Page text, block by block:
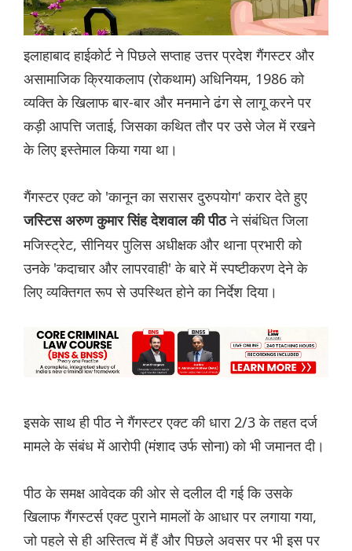
इलाहाबाद हाईकोर्ट ने पिछले सप्ताह उत्तर प्रदेश गैंगस्टर और
असामाजिक क्रियाकलाप (रोकथाम) अधिनियम, 1986 को
व्यक्ति के खिलाफ बार-बार और मनमाने ढंग से लागू करने पर
कड़ी आपत्ति जताई, जिसका कथित तौर पर उसे जेल में रखने
के लिए इस्तेमाल किया गया था।
गैंगस्टर एक्ट को 'कानून का सरासर दुरुपयोग' करार देते हुए
जस्टिस अरुण कुमार सिंह देशवाल की पीठने संबंधित जिला
मजिस्ट्रेट, सीनियर पुलिस अधीक्षक और थाना प्रभारी को
उनके 'कदाचार और लापरवाही' के बारे में स्पष्टीकरण देने के
लिए व्यक्तिगत रूप से उपस्थित होने का निर्देश दिया।
इसके साथ ही पीठ ने गैंगस्टर एक्ट की धारा 2/3 के तहत दर्ज
मामले के संबंध में आरोपी (मंशाद उर्फ ​​सोना) को भी जमानत दी।
पीठ के समक्ष आवेदक की ओर से दलील दी गई कि उसके
खिलाफ गैंगस्टर्स एक्ट पुराने मामलों के आधार पर लगाया गया,
जो पहले से ही अस्तित्व में हैं और पिछले अवसर पर भी इस पर